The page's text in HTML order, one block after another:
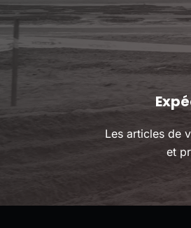
Les articles de
et